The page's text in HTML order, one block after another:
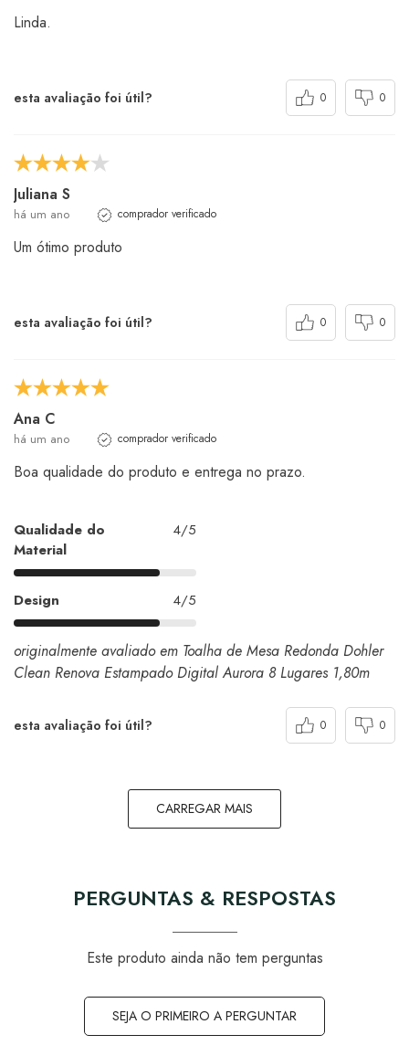
Linda.
esta avaliação foi útil? 0 0
Juliana S
há um ano comprador verificado
Um ótimo produto
esta avaliação foi útil? 0 0
Ana C
há um ano comprador verificado
Boa qualidade do produto e entrega no prazo.
Qualidade do
Material
4/5
Design 4/5
originalmente avaliado em Toalha de Mesa Redonda Dohler
Clean Renova Estampado Digital Aurora 8 Lugares 1,80m
esta avaliação foi útil? 0 0
CARREGAR MAIS
PERGUNTAS & RESPOSTAS
Este produto ainda não tem perguntas
SEJA O PRIMEIRO A PERGUNTAR